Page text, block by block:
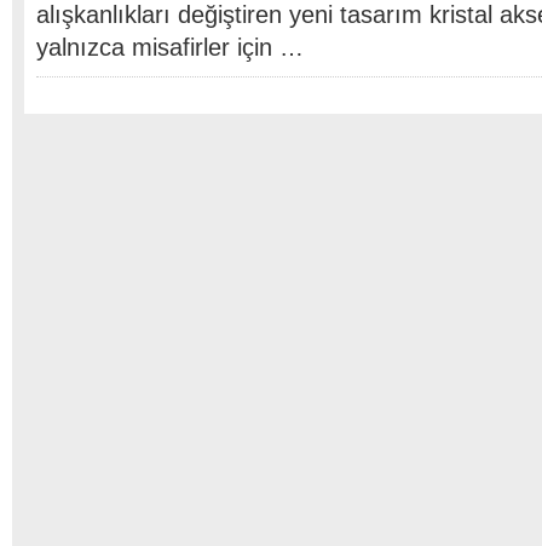
alışkanlıkları değiştiren yeni tasarım kristal
yalnızca misafirler için …